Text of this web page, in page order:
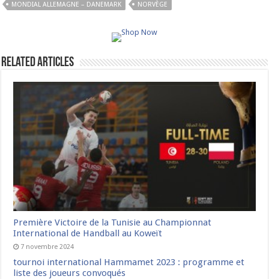
MONDIAL ALLEMAGNE – DANEMARK
NORVÈGE
Related Articles
Première Victoire de la Tunisie au Championnat
International de Handball au Koweït
7 novembre 2024
tournoi international Hammamet 2023 : programme et
liste des joueurs convoqués